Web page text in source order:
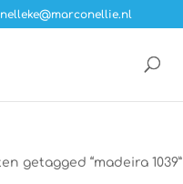
nelleke@marconellie.nl
getagged “madeira 1039”